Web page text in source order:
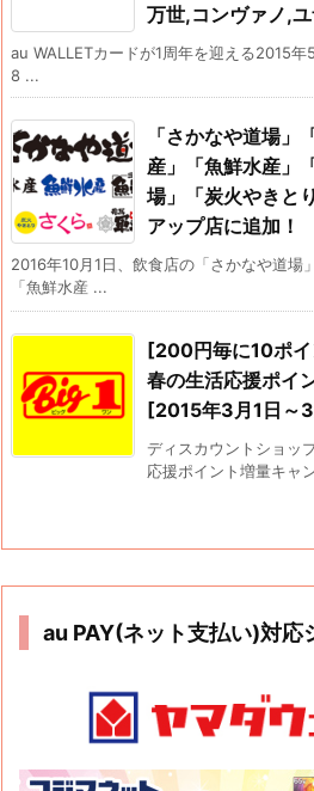
万世,コンヴァノ,
au WALLETカードが1周年を迎える2015
8 ...
「さかなや道場」
産」「魚鮮水産」
場」「炭火やきと
アップ店に追加！
2016年10月1日、飲食店の「さかなや道場
「魚鮮水産 ...
[200円毎に10ポ
春の生活応援ポイ
[2015年3月1日～
ディスカウントショッ
応援ポイント増量キャ
au PAY(ネット支払い)対応